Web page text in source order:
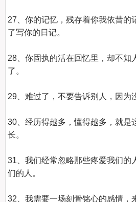
27、你的记忆，残存着你我依昔的
了写你的日记。
28、你固执的活在回忆里，却不知
了。
29、难过了，不要告诉别人，因为
30、经历得越多，懂得越多，就是
长。
31、我们经常忽略那些疼爱我们的
们的人。
32、我需要一场刻骨铭心的感情，